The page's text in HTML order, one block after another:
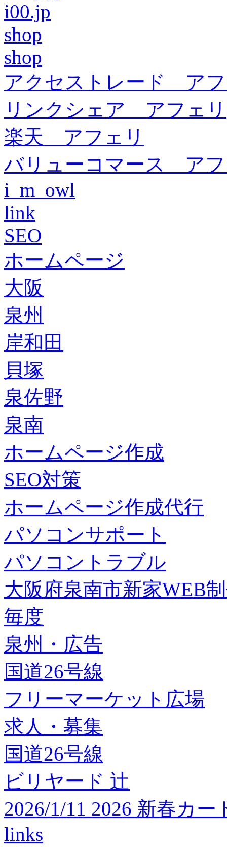
i00.jp
shop
shop
アクセストレード ア
リンクシェア アフェリ
楽天 アフェリ
バリューコマース ア
i_m_owl
link
SEO
ホームページ
大阪
泉州
岸和田
貝塚
泉佐野
泉南
ホームページ作成
SEO対策
ホームページ作成代行
パソコンサポート
パソコントラブル
大阪府泉南市新家WEB
毎度
泉州・広告
国道26号線
フリーマーケット広場
求人・募集
国道26号線
ビリヤード 辻
2026/1/11 2026 新春カ
links